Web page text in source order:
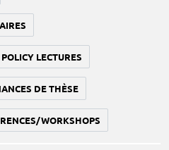
POLICY LECTURES
DE THÈSE
WORKSHOPS